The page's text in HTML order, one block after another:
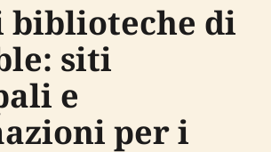
biblioteche di
siti
e
per i